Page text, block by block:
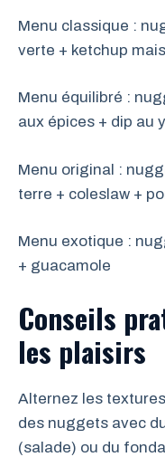
Menu classique :
verte + ketchup
Menu équilibré :
aux épices + dip au
Menu original :
terre + coleslaw +
Menu exotique :
+ guacamole
Conseils
les plaisirs
Alternez les
des nuggets avec
(salade) ou du